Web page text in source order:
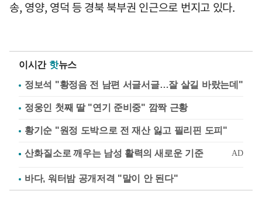
송, 영양, 영덕 등 경북 북부권 인근으로 번지고 있다.
이시간 핫뉴스
정보석 "황정음 전 남편 서글서글…잘 살길 바랐는데"
정웅인 첫째 딸 "연기 준비중" 깜짝 근황
황기순 "원정 도박으로 전 재산 잃고 필리핀 도피"
바다, 워터밤 공개저격 "말이 안 된다"